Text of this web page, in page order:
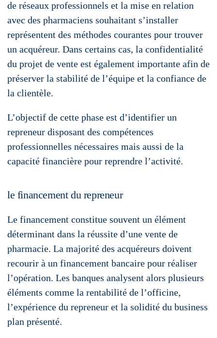
de réseaux professionnels et la mise en relation
avec des pharmaciens souhaitant s’installer
représentent des méthodes courantes pour trouver
un acquéreur. Dans certains cas, la confidentialité
du projet de vente est également importante afin de
préserver la stabilité de l’équipe et la confiance de
la clientèle.
L’objectif de cette phase est d’identifier un
repreneur disposant des compétences
professionnelles nécessaires mais aussi de la
capacité financière pour reprendre l’activité.
le financement du repreneur
Le financement constitue souvent un élément
déterminant dans la réussite d’une vente de
pharmacie. La majorité des acquéreurs doivent
recourir à un financement bancaire pour réaliser
l’opération. Les banques analysent alors plusieurs
éléments comme la rentabilité de l’officine,
l’expérience du repreneur et la solidité du business
plan présenté.